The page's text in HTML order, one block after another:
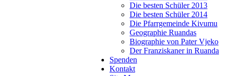
Die besten Schüler 2013
Die besten Schüler 2014
Die Pfarrgemeinde Kivumu
Geographie Ruandas
Biographie von Pater Vjeko
Der Franziskaner in Ruanda
Spenden
Kontakt